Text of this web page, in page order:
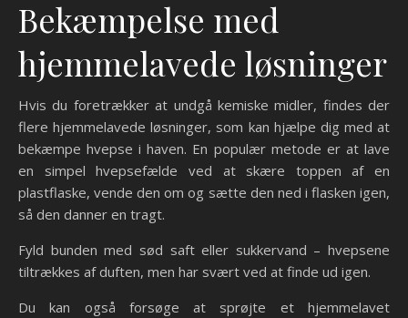
Bekæmpelse med
hjemmelavede løsninger
Hvis du foretrækker at undgå kemiske midler, findes der
flere hjemmelavede løsninger, som kan hjælpe dig med at
bekæmpe hvepse i haven. En populær metode er at lave
en simpel hvepsefælde ved at skære toppen af en
plastflaske, vende den om og sætte den ned i flasken igen,
så den danner en tragt.
Fyld bunden med sød saft eller sukkervand – hvepsene
tiltrækkes af duften, men har svært ved at finde ud igen.
Du kan også forsøge at sprøjte et hjemmelavet